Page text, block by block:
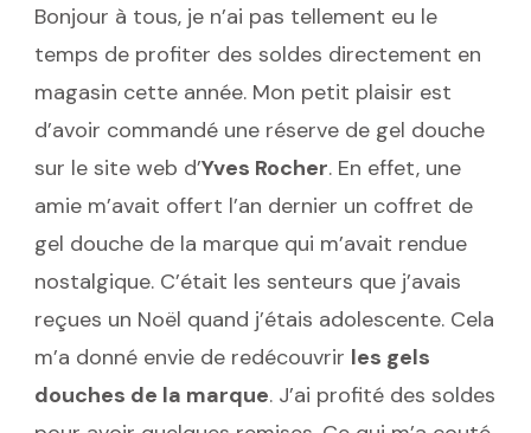
Bonjour à tous, je n’ai pas tellement eu le
temps de profiter des soldes directement en
magasin cette année. Mon petit plaisir est
d’avoir commandé une réserve de gel douche
sur le site web d’Yves Rocher. En effet, une
amie m’avait offert l’an dernier un coffret de
gel douche de la marque qui m’avait rendue
nostalgique. C’était les senteurs que j’avais
reçues un Noël quand j’étais adolescente. Cela
m’a donné envie de redécouvrir les gels
douches de la marque. J’ai profité des soldes